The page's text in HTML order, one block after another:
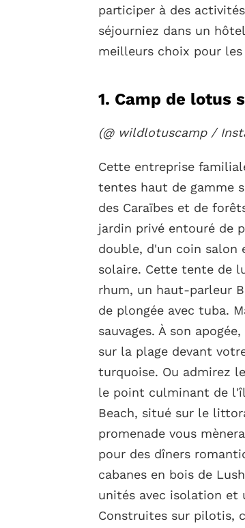
participer à des
séjourniez dans un
meilleurs choix pour
1. Camp de lotus
(@ wildlotuscamp /
Cette entreprise
tentes haut de gamme
des Caraïbes et de
jardin privé entouré de
double, d'un coin salon
solaire. Cette tente de
rhum, un haut-parleur
de plongée avec tuba.
sauvages. À son
sur la plage devant
turquoise. Ou admirez
le point culminant de
Beach, situé sur le
promenade vous
pour des dîners
cabanes en bois de
unités avec isolation et
Construites sur pilotis,